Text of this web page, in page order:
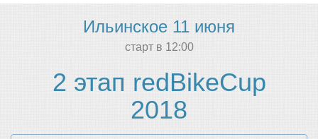
Ильинское 11 июня
cтарт в 12:00
2 этап redBikeCup
2018